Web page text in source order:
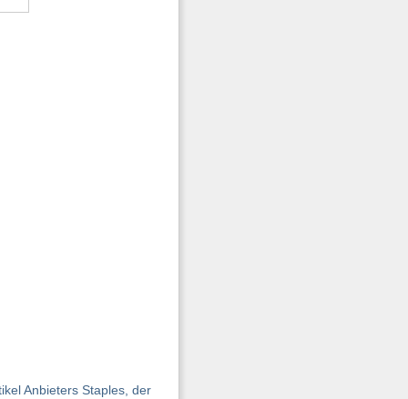
Anbieters Staples, der